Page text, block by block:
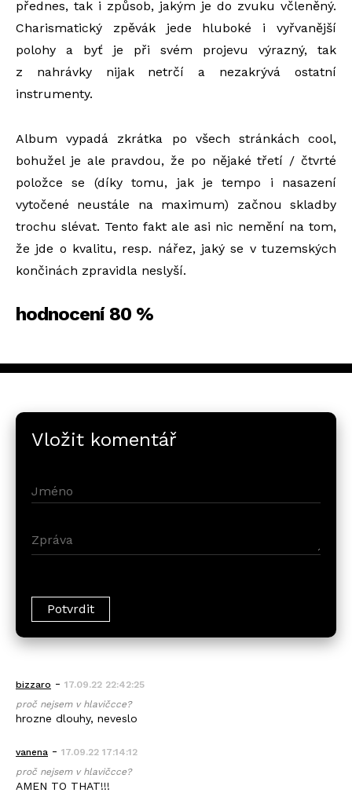
přednes, tak i způsob, jakým je do zvuku včleněný.
Charismatický zpěvák jede hluboké i vyřvanější
polohy a byť je při svém projevu výrazný, tak
z nahrávky nijak netrčí a nezakrývá ostatní
instrumenty.
Album vypadá zkrátka po všech stránkách cool,
bohužel je ale pravdou, že po nějaké třetí / čtvrté
položce se (díky tomu, jak je tempo i nasazení
vytočené neustále na maximum) začnou skladby
trochu slévat. Tento fakt ale asi nic nemění na tom,
že jde o kvalitu, resp. nářez, jaký se v tuzemských
končinách zpravidla neslyší.
hodnocení 80 %
Vložit komentář
bizzaro - 17.09.22 22:42:25
proč nejsem v hlavičcce?
hrozne dlouhy, neveslo
vanena - 17.09.22 17:14:12
proč nejsem v hlavičcce?
AMEN TO THAT!!!